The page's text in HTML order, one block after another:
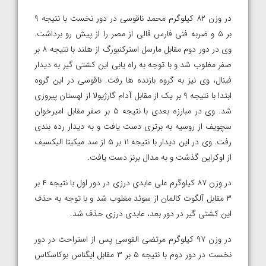
در وزن ۸۲ کیلوگرم محمد ناقوسی در دور نخست با نتیجه ۹
بر ۵ و ضربه فنی فارس قالی از مصر را از پیش رو برداشت.
وی در دور دوم مقابل مارسل استرکنبورگ از هلند با نتیجه ۸ بر
صفر مغلوب شد و با توجه به راه یابی این کشتی گیر به دیدار
فینال، وی نیز به گروه بازنده ها رفت. ناقوسی در این گروه
ابتدا با نتیجه ۹ بر یک از مقابل آدام گارژیولا از لهستان پیروزی
شد. وی در مبارزه بعدی با نتیجه ۵ بر صفر مقابل امیرخوان
سچویف از روسیه به برتری دست یافت و به دیدار رده بندی
رفت. وی در این دیدار با نتیجه ۱۱ بر ۵ از سد میکیتا الیکسیف
از اوکراین گذشت و به مدال برنز دست یافت.
در وزن ۸۷ کیلوگرم علی عابدی درزی در دور اول با نتیجه ۴ بر
۳ مقابل آلگوت کالمان از سوئد مغلوب شد و با توجه به حذف
این کشتی گیر در دور بعد، عابدی درزی حذف شد.
در وزن ۹۷ کیلوگرم مرتضی القوسی پس از استراحت در دور
نخست در دور دوم با نتیجه ۵ بر ۳ مقابل ایگناس بوکاسکاس